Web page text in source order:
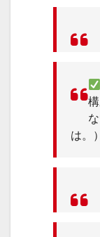
は。）